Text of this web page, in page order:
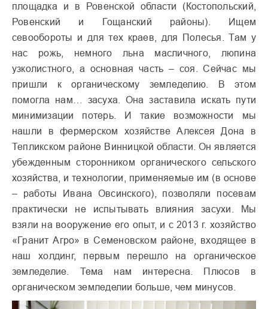
площадка и в Ровенской области (Костопольский,
Ровенский и Гощанский районы). Ищем
севообороты и для тех краев, для Полесья. Там у
нас рожь, немного льна масличного, люпина
узколистного, а основная часть – соя. Сейчас мы
пришли к органическому земледелию. В этом
помогла нам… засуха. Она заставила искать пути
минимизации потерь. И такие возможности мы
нашли в фермерском хозяйстве Алексея Дона в
Тепликском районе Винницкой области. Он является
убежденным сторонником органического сельского
хозяйства, и технологии, применяемые им (в основе
– работы Ивана Овсинского), позволяли посевам
практически не испытывать влияния засухи. Мы
взяли на вооружение его опыт, и с 2013 г. хозяйство
«Гранит Агро» в Семеновском районе, входящее в
наш холдинг, первым перешло на органическое
земледелие. Тема нам интересна. Плюсов в
органическом земледелии больше, чем минусов.